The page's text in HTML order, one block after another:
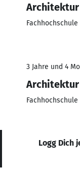
3 Jahre und 4
Logg Dich